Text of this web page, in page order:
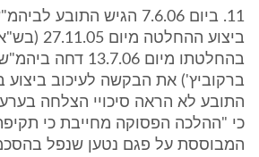
11. ביום 7.6.06 הגיש
בהחלטתו מיום 13.7.06
ברקוביץ') את הבקשה לעיכוב ביצוע
התובע לא הראה סיכויי הצלחה
כי "ההלכה הפסוקה מחייבת כי
המבוססת על פגם נטען שנפל